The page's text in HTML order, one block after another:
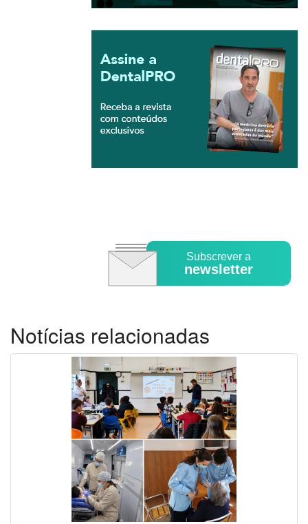
Subscrever a
newsletter
Notícias relacionadas